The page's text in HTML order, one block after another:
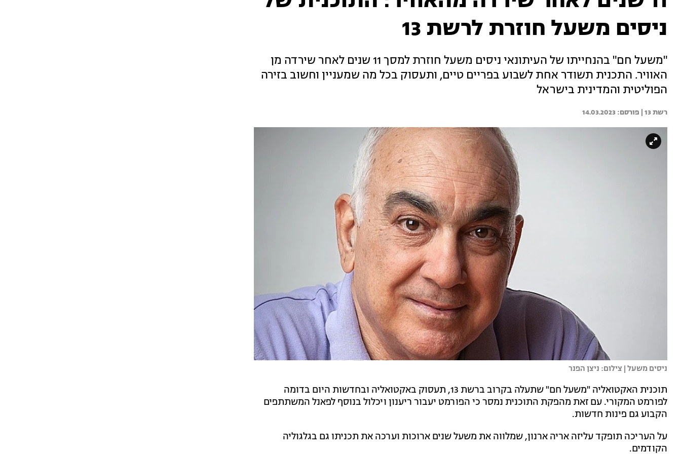
ניסים משעל חוזרת לרשת 13
"משעל חם" בהנחייתו של העיתונאי ניסים משעל חוזרת למסך 11 שנים לאחר שירדה מן
האוויר. התכנית תשודר אחת לשבוע בפריים טיים, ותעסוק בכל מה שמעניין וחשוב בזירה
הפוליטית והמדינית בישראל
רשת 13 | 14.03.2023
ניסים משעל | צילום: ניצן הפנר
תוכנית האקטואליה "משעל חם" שתעלה בקרוב ברשת 13, תעסוק באקטואליה ובחדשות היום בדומה
לפורמט המקורי. עם זאת מהפקת התוכנית נמסר כי הפורמט יעבור ריענון ויכלול בנוסף לפאנל המשתתפים
הקבוע גם פינות חדשות.
על העריכה תופקד עליזה אריה ארנון, שמלווה את משעל שנים ארוכות וערכה את תכניתו גם בגלגוליה
הקודמים.